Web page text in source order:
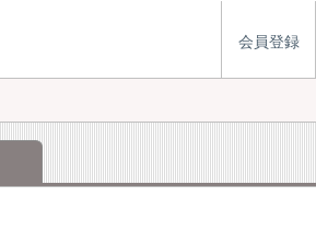
会員登録